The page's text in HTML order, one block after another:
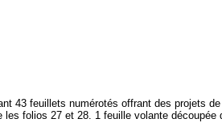
43 feuillets numérotés offrant des projets
folios 27 et 28. 1 feuille volante